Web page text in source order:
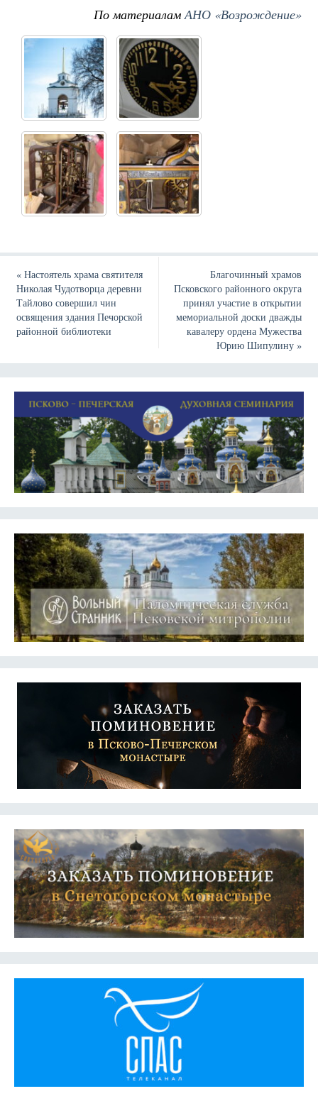
По материаламАНО «Возрождение»
«Настоятель храма святителя
Николая Чудотворца деревни
Тайлово совершил чин
освящения здания Печорской
районной библиотеки
Благочинный храмов
Псковского районного округа
принял участие в открытии
мемориальной доски дважды
кавалеру ордена Мужества
Юрию Шипулину»